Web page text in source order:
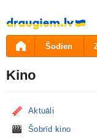
Pāriet
uz
saturu
Šodien
Kino
Aktuāli
Šobrīd kino